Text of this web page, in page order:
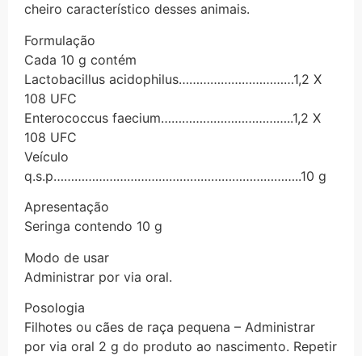
cheiro característico desses animais.
Formulação
Cada 10 g contém
Lactobacillus acidophilus……………………………1,2 X
108 UFC
Enterococcus faecium………………………………..1,2 X
108 UFC
Veículo
q.s.p……………………………………………………………..10 g
Apresentação
Seringa contendo 10 g
Modo de usar
Administrar por via oral.
Posologia
Filhotes ou cães de raça pequena – Administrar
por via oral 2 g do produto ao nascimento. Repetir